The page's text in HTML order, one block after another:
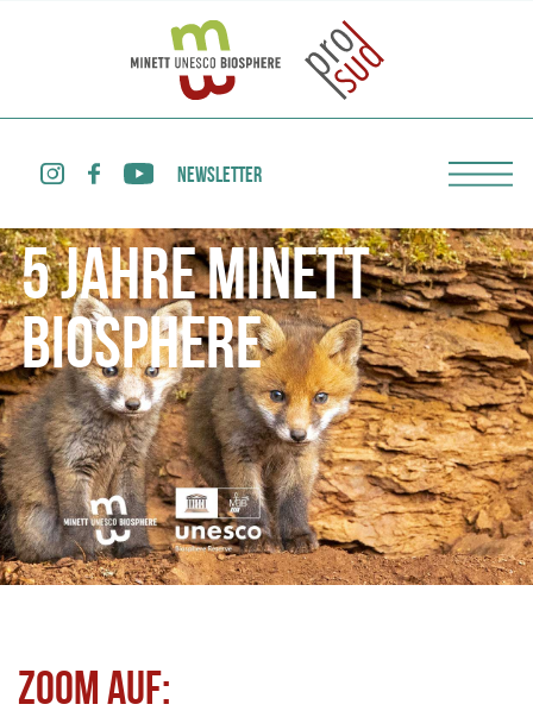
NEWSLETTER
5 JAHRE MINETT
BIOSPHERE
ZOOM AUF: